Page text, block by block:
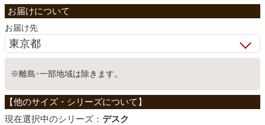
学習机
ホームオフィス
こたつ
お届け先
※離島･一部地域は除きます。
シリーズ： デスク